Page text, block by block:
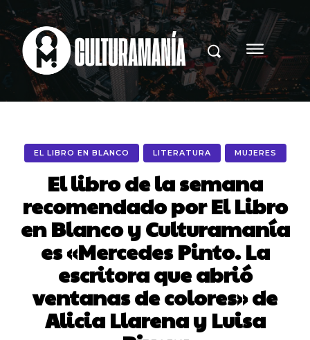
EL LIBRO EN BLANCO LITERATURA MUJERES
El libro de la semana
recomendado por El Libro
en Blanco y Culturamanía
es «Mercedes Pinto. La
escritora que abrió
ventanas de colores» de
Alicia Llarena y Luisa